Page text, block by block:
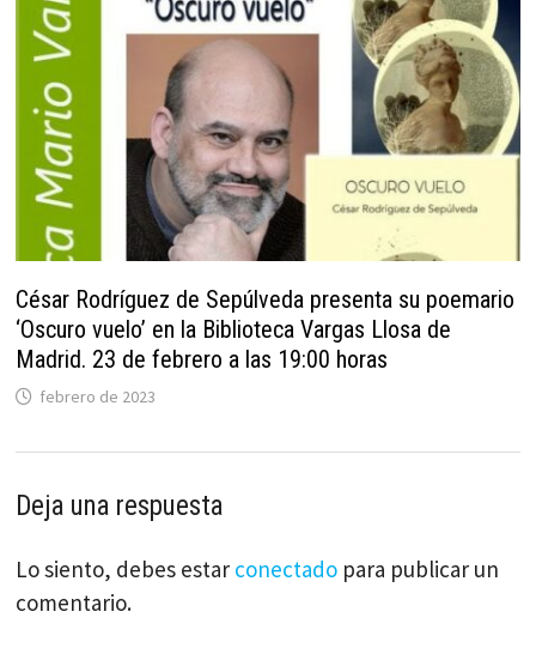
César Rodríguez de Sepúlveda presenta su poemario
‘Oscuro vuelo’ en la Biblioteca Vargas Llosa de
Madrid. 23 de febrero a las 19:00 horas
febrero de 2023
Deja una respuesta
Lo siento, debes estar conectado para publicar un
comentario.